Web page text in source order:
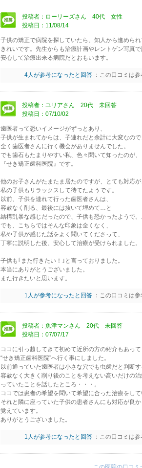
投稿者：ローリーズさん 40代 女性
投稿日：11/08/14
子供の矯正で病院を探していたら、知人から進めら
きれいです。先生からも治療計画やレントゲン写真
安心して治療出来る病院だとおもいます。
4人が参考になったと回答 ：この口コミは
投稿者：ユリアさん 20代 未回答
投稿日：07/10/02
歯医者って恐いイメージがずっとあり、
子供が生まれてからは、子連れだと余計に大変なので
全く歯医者さんに行く機会がありませんでした。
でも歯石もたまりやすい私、色々聞いて知ったのが、
『せき矯正歯科医院』です。
他のお子さんがたまたま居たのですが、とても対応が
私の子供もリラックスして待てたようです。
以前、子供を連れて行った歯医者さんは、
容赦なく削る、最後には抜いて埋めて…と
結構乱暴な感じだったので、子供も恐かったようで。
でも、こちらではそんな印象は全くなく、
私や子供が感じた話をよく聞いてくださって、
丁寧に説明した後、安心して治療が受けられました。
子供も｢また行きたい！｣と言っておりました。
本当にありがとうございました。
また行きたいと思います。
1 人が参考になったと回答 ：この口コミは
投稿者：魚津マンさん 20代 未回答
投稿日：07/07/17
ココに引っ越してきて初めて近所の方の紹介もあって
“せき矯正歯科医院”へ行く事にしました。
以前通っていた歯医者は小さな穴でも虫歯だと判断す
容赦なく大きく削り後のことを考えない高いだけの
っていたことを話したところ・・・。
ココでは患者の希望を聞いて希望に合った治療をして
それと隣に座っていた子供の患者さんにも対応が良
覚えています。
ありがとうございました。
1 人が参考になったと回答 ：この口コミは